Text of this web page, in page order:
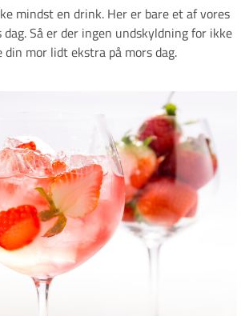
mindst en drink. Her er bare et af vores
Så er der ingen undskyldning for ikke
mor lidt ekstra på mors dag.